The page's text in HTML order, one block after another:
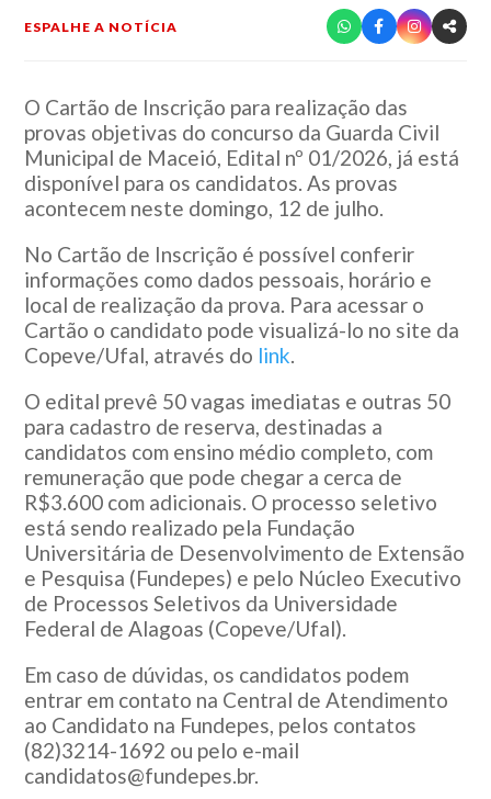
ESPALHE A NOTÍCIA
O Cartão de Inscrição para realização das
provas objetivas do concurso da Guarda Civil
Municipal de Maceió, Edital nº 01/2026, já está
disponível para os candidatos. As provas
acontecem neste domingo, 12 de julho.
No Cartão de Inscrição é possível conferir
informações como dados pessoais, horário e
local de realização da prova. Para acessar o
Cartão o candidato pode visualizá-lo no site da
Copeve/Ufal, através do link.
O edital prevê 50 vagas imediatas e outras 50
para cadastro de reserva, destinadas a
candidatos com ensino médio completo, com
remuneração que pode chegar a cerca de
R$3.600 com adicionais. O processo seletivo
está sendo realizado pela Fundação
Universitária de Desenvolvimento de Extensão
e Pesquisa (Fundepes) e pelo Núcleo Executivo
de Processos Seletivos da Universidade
Federal de Alagoas (Copeve/Ufal).
Em caso de dúvidas, os candidatos podem
entrar em contato na Central de Atendimento
ao Candidato na Fundepes, pelos contatos
(82)3214-1692 ou pelo e-mail
candidatos@fundepes.br.